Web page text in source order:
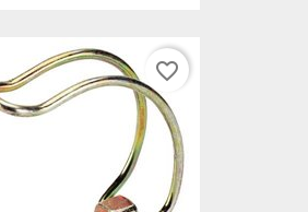
favorite_border